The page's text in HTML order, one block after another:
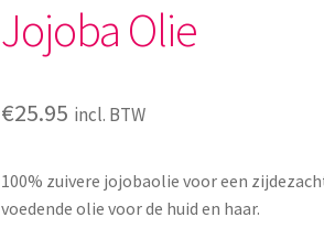
Jojoba Olie
€25.95 incl. BTW
100% zuivere jojobaolie voor een
voedende olie voor de huid en haar.